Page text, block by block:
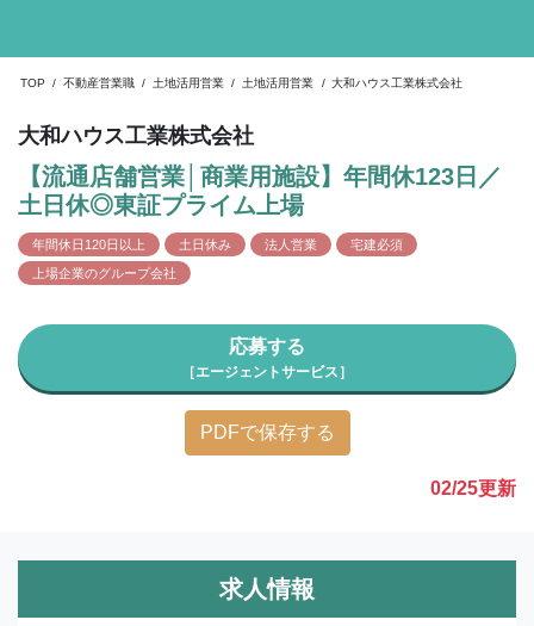
TOP / 不動産営業職 / 土地活用営業 / 土地活用営業 / 大和ハウス工業株式会社
大和ハウス工業株式会社
【流通店舗営業│商業用施設】年間休123日／
土日休◎東証プライム上場
年間休日120日以上 土日休み 法人営業
宅建必須
上場企業のグループ会社
応募する
［エージェントサービス］
PDFで保存する
02/25更新
求人情報